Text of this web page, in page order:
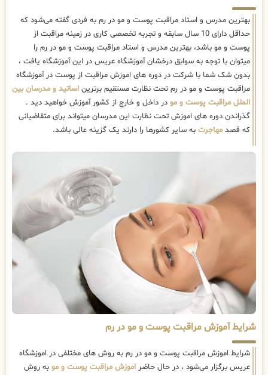
بهترین مدرس و استاد مراقبت پوست و مو در رم به فردی گفته می‌شود که
حداقل دارای 10 سال سابقه و تجربه تخصصی کاری در زمینه مراقبت از
پوست و مو باشد، بهترین مدرس و استاد مراقبت پوست و مو در رم را
میتوان با توجه به سوابق درخشان آموزشگاه عریس در این آموزشگاه یافت ،
بدون شک شما با شرکت در دوره های اموزش مراقبت از پوست در آموزشگاه
مراقبت پوست و مو در رم تحت نظارت مستقیم برترین اساتید و مدرسان بین
الملل مراقبت پوست و مو در داخل و خارج از کشور آموزش خواهید دید .
گذراندن دوره های اموزش تحت نظارت این مدرسان میتواند برای متقاضیانی
که قصد مهاجرت به سایر کشورها را دارند یک گزینه عالی باشد.
شرایط آموزش مراقبت پوست و مو در رم
شرایط اموزش مراقبت پوست و مو در رم به روش های مختلفی در اموزشگاه
عریس برگزار می‌شود ، در حال حاضر اموزش مراقبت پوست و مو به روش